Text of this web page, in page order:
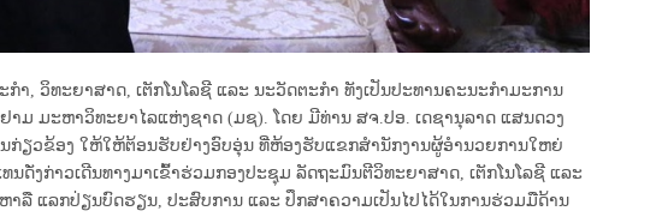
ຳ, ວິທະຍາສາດ, ເຕັກໂນໂລຊີ ແລະ ນະວັດຕະກຳ ທັງເປັນປະທານຄະນະກຳມະການ
ມ ມະຫາວິທະຍາໄລແຫ່ງຊາດ (ມຊ). ໂດຍ ມີທ່ານ ສຈ.ປອ. ເດຊານຸລາດ ແສນດວງ
ຽວຂ້ອງ ໃຫ້ໃຫ້ຕ້ອນຮັບຢ່າງອົບອຸ່ນ ທີ່ຫ້ອງຮັບແຂກສໍານັກງານຜູ້ອໍານວຍການໃຫຍ່
ງກ່າວເດີນທາງມາເຂົ້າຮ່ວມກອງປະຊຸມ ລັດຖະມົນຕີວິທະຍາສາດ, ເຕັກໂນໂລຊີ ແລະ
າລື ແລກປ່ຽນບົດຮຽນ, ປະສົບການ ແລະ ປຶກສາຄວາມເປັນໄປໄດ້ໃນການຮ່ວມມືດ້ານ